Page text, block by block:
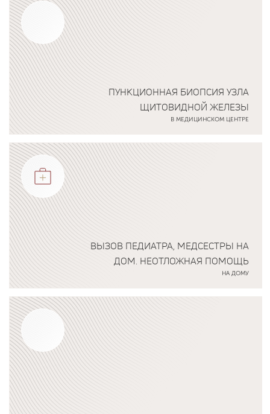
ПУНКЦИОННАЯ БИОПСИЯ УЗЛА
ЩИТОВИДНОЙ ЖЕЛЕЗЫ
В МЕДИЦИНСКОМ ЦЕНТРЕ
Подробнее о программе
ВЫЗОВ ПЕДИАТРА, МЕДСЕСТРЫ НА
ДОМ. НЕОТЛОЖНАЯ ПОМОЩЬ
НА ДОМУ
Подробнее о программе